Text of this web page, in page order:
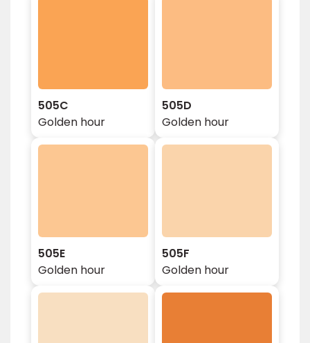
505C
Golden hour
505D
Golden hour
505E
Golden hour
505F
Golden hour